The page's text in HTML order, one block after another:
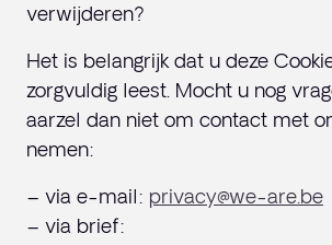
verwijderen?
Het is belangrijk dat u deze
zorgvuldig leest. Mocht u nog
aarzel dan niet om contact met
nemen:
– via e-mail: privacy@we-are.be
– via brief: